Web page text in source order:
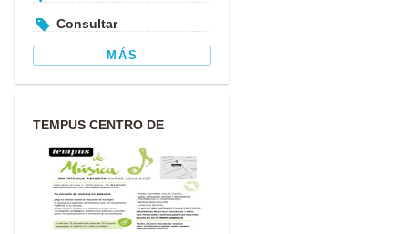
Consultar
MÁS
TEMPUS CENTRO DE
INVESTIGACIÓN Y DIFUSIÓN
MUSICAL